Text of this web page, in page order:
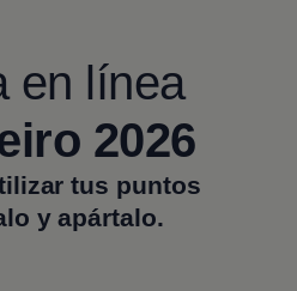
en línea
2026
tus puntos
y apártalo.